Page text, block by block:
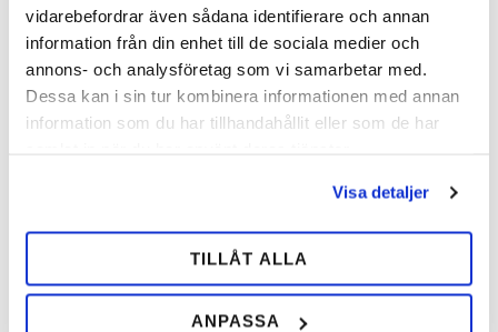
vidarebefordrar även sådana identifierare och annan
information från din enhet till de sociala medier och
annons- och analysföretag som vi samarbetar med.
Dessa kan i sin tur kombinera informationen med annan
information som du har tillhandahållit eller som de har
Visa detaljer
TILLÅT ALLA
ANPASSA
Lædersål Wedge
Deplano
122,00SEK
Tilføj til ønskeliste
Poupard´s Half Mesh
Kilsula
hovfyld. Findes i størrelse 3–6.
112,00SEK